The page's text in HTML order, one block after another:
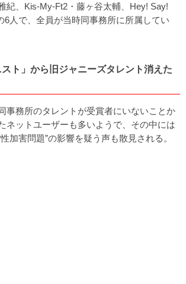
紀、Kis-My-Ft2・藤ヶ谷太輔、Hey! Say!
6人で、全員が当時同事務所に所属してい
スト」から旧ジャニーズタレント消えた
事務所のタレントが受賞者にいないことか
ネットユーザーも多いようで、その中には
加害問題”の影響を疑う声も散見される。